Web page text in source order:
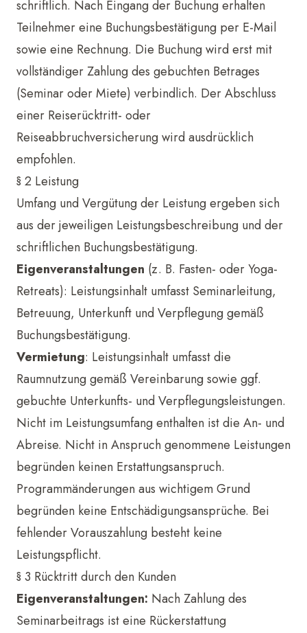
schriftlich. Nach Eingang der Buchung erhalten
Teilnehmer eine Buchungsbestätigung per E-Mail
sowie eine Rechnung. Die Buchung wird erst mit
vollständiger Zahlung des gebuchten Betrages
(Seminar oder Miete) verbindlich. Der Abschluss
einer Reiserücktritt- oder
Reiseabbruchversicherung wird ausdrücklich
empfohlen.
§ 2 Leistung
Umfang und Vergütung der Leistung ergeben sich
aus der jeweiligen Leistungsbeschreibung und der
schriftlichen Buchungsbestätigung.
Eigenveranstaltungen (z. B. Fasten- oder Yoga-
Retreats): Leistungsinhalt umfasst Seminarleitung,
Betreuung, Unterkunft und Verpflegung gemäß
Buchungsbestätigung.
Vermietung: Leistungsinhalt umfasst die
Raumnutzung gemäß Vereinbarung sowie ggf.
gebuchte Unterkunfts- und Verpflegungsleistungen.
Nicht im Leistungsumfang enthalten ist die An- und
Abreise. Nicht in Anspruch genommene Leistungen
begründen keinen Erstattungsanspruch.
Programmänderungen aus wichtigem Grund
begründen keine Entschädigungsansprüche. Bei
fehlender Vorauszahlung besteht keine
Leistungspflicht.
§ 3 Rücktritt durch den Kunden
Eigenveranstaltungen: Nach Zahlung des
Seminarbeitrags ist eine Rückerstattung